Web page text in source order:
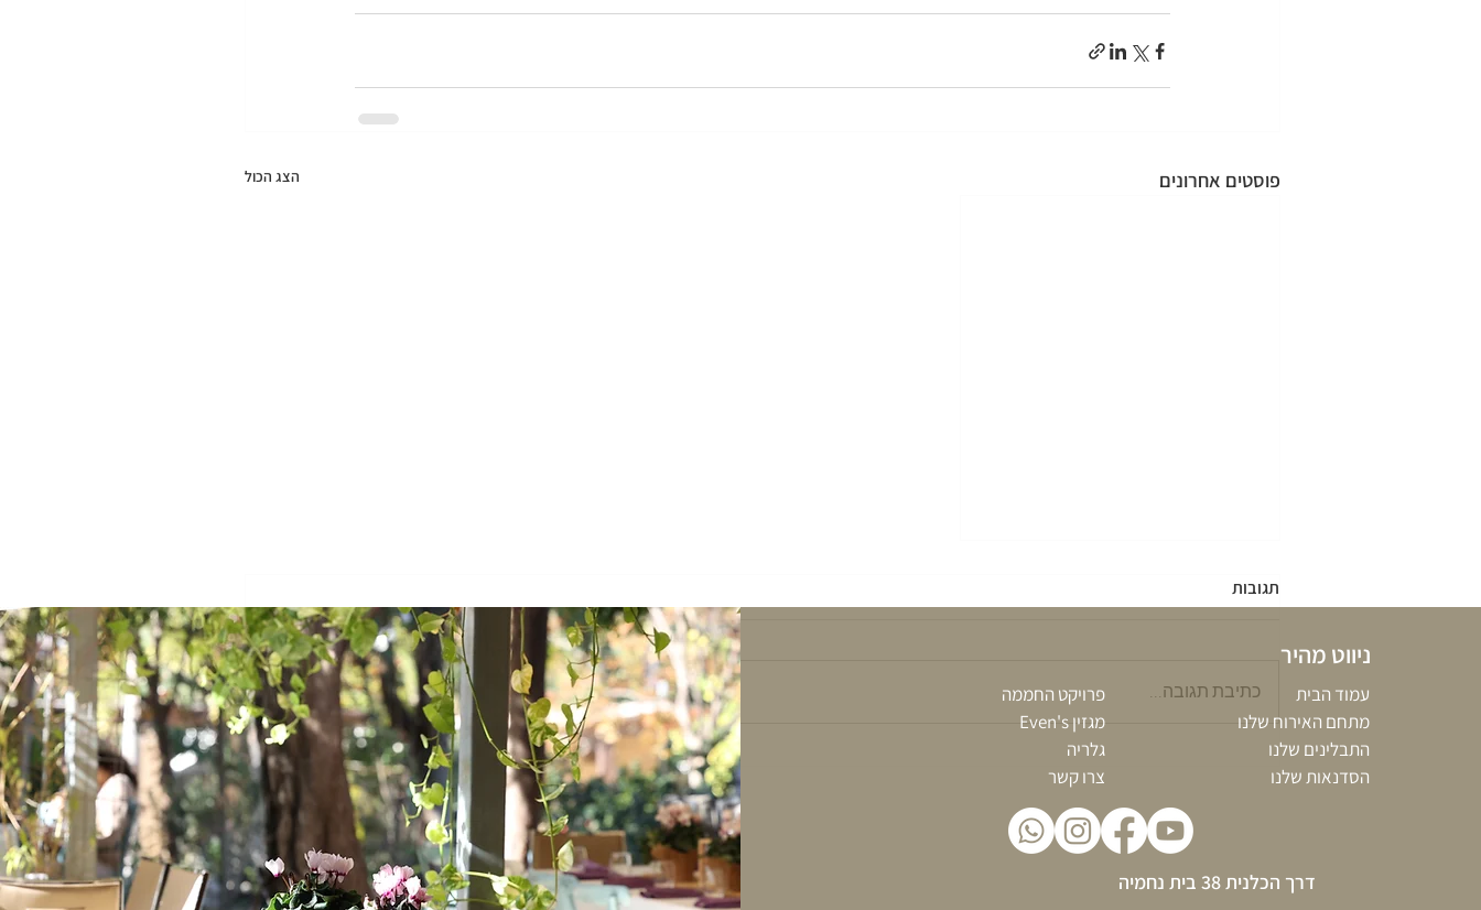
פוסטים אחרונים הצג הכול
למען גוף ונפש – קרקוע: יתרונות
בריאותיים שיגרמו לכם לרצות
להוריד נעליים.
תגובות
כתיבת תגובה...
ניווט מהיר
פרויקט החממה
מגזין Even's
גלריה
צרו קשר
עמוד הבית
מתחם האירוח שלנו
התבלינים שלנו
הסדנאות שלנו
דרך הכלנית 38 בית נחמיה